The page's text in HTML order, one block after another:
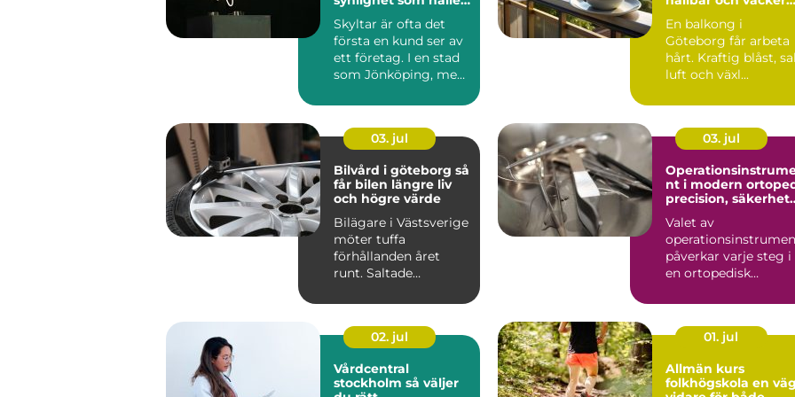
Skyltar är ofta det
första en kund ser av
ett företag. I en stad
som Jönköping, med
En balkong i
Göteborg får arbeta
hårt. Kraftig blåst,
luft och växl...
03. jul
Bilvård i göteborg så
får bilen längre liv
och högre värde
Bilägare i Västsverige
möter tuffa
förhållanden året
runt. Saltade
stora delar av ...
03. jul
nt i modern
precision, säkerhet
kvalitet
Valet av
påverkar varje steg i
en ortopedisk
hudsnitt ti...
02. jul
Vårdcentral
stockholm så väljer
01. jul
Allmän kurs
folkhögskola en väg